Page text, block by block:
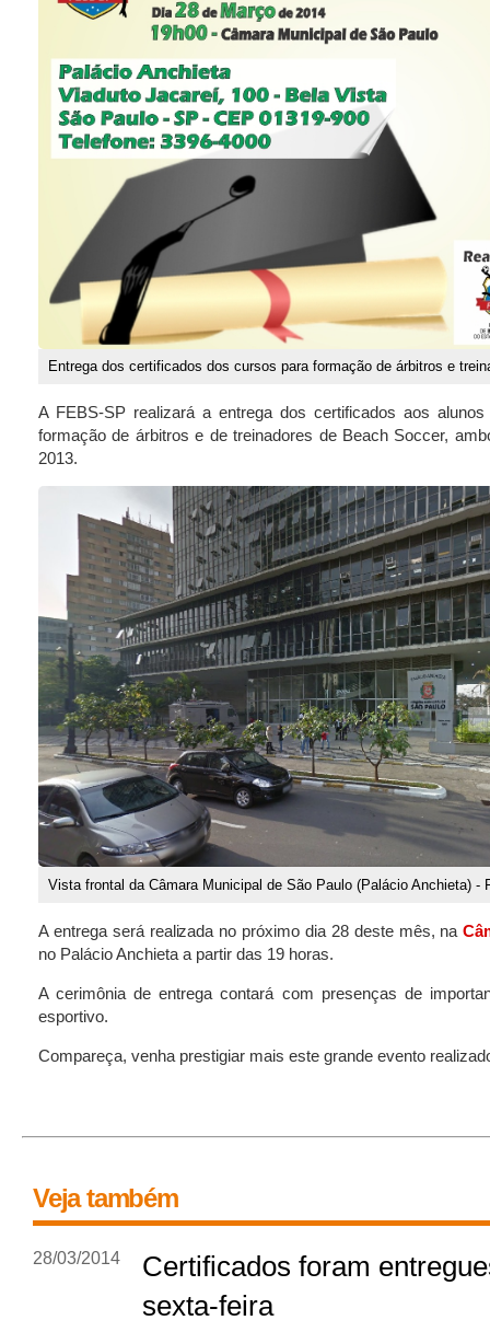
Entrega dos certificados dos cursos para formação de árbitros e
A FEBS-SP realizará a entrega dos certificados aos
formação de árbitros e de treinadores de Beach Soccer,
2013.
Vista frontal da Câmara Municipal de São Paulo (Palácio Anchieta) -
A entrega será realizada no próximo dia 28 deste mês, na
no Palácio Anchieta a partir das 19 horas.
A cerimônia de entrega contará com presenças de
esportivo.
Compareça, venha prestigiar mais este grande evento
Veja também
28/03/2014
Certificados foram
sexta-feira